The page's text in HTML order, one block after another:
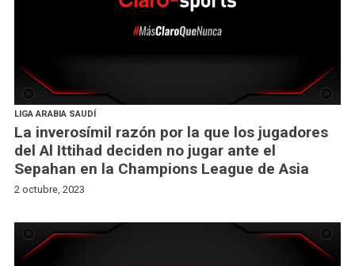
LIGA ARABIA SAUDÍ
La inverosímil razón por la que los jugadores
del Al Ittihad deciden no jugar ante el
Sepahan en la Champions League de Asia
2 octubre, 2023